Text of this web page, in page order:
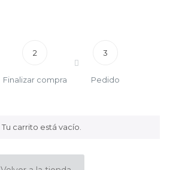
2
Finalizar compra
3
Pedido
Tu carrito está vacío.